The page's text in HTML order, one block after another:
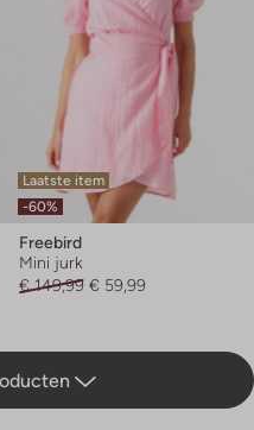
Laatste item
-60%
Freebird
Mini jurk
€ 149,99 € 59,99